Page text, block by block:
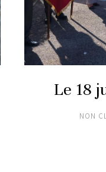
Le 18
NON